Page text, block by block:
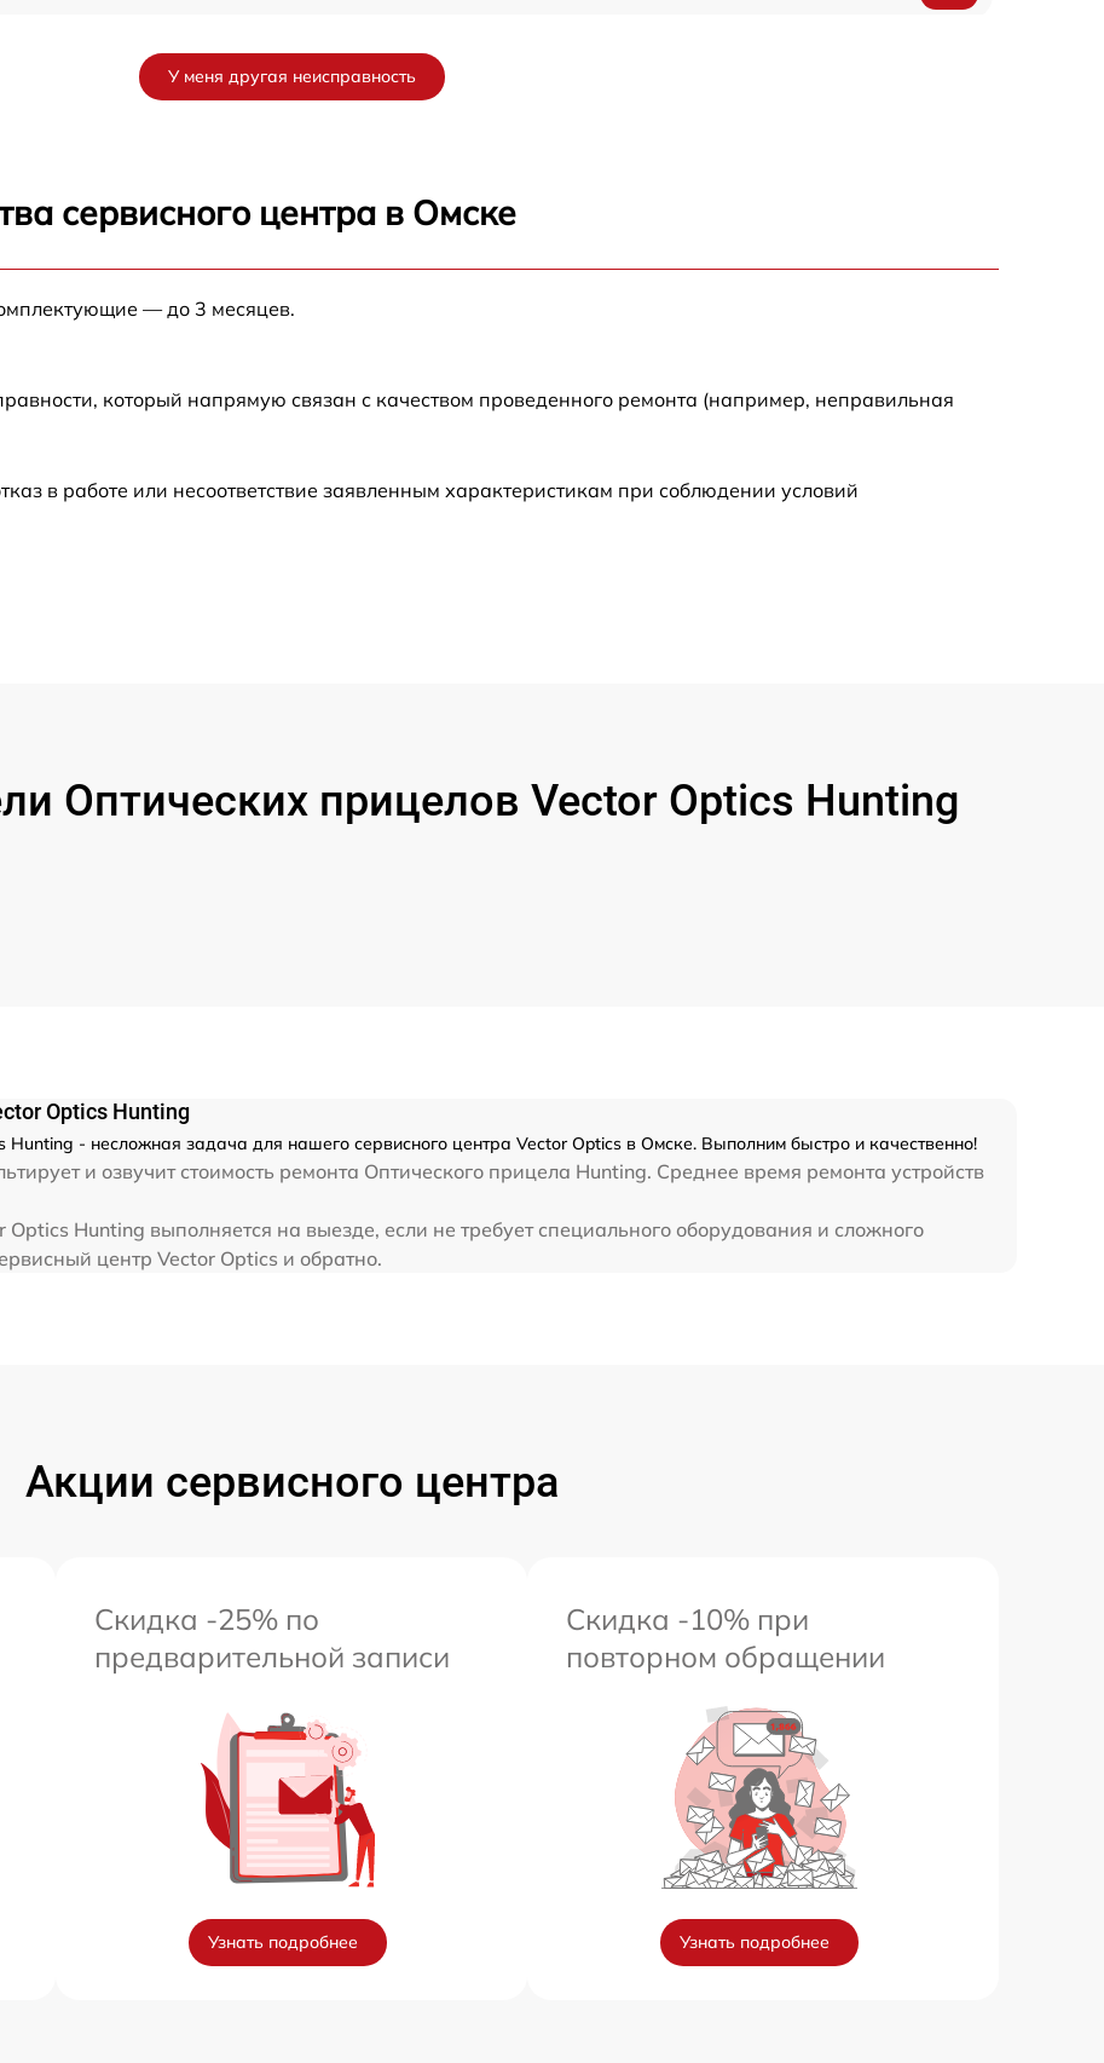
от 60 мин
от 60 мин 1550 р
от 60 мин 650 р
от 60 мин 1000 р
от 60 мин 650 р
750 р
У меня другая неисправность
сервисного центра в Омске
— до 3 месяцев.
который напрямую связан с качеством проведенного ремонта (например, неправильная
в работе или несоответствие заявленным характеристикам при соблюдении условий
Оптических прицелов Vector Optics Hunting
Optics Hunting
Hunting - несложная задача для нашего сервисного центра Vector Optics в Омске. Выполним быстро и качественно!
и озвучит стоимость ремонта Оптического прицела Hunting. Среднее время ремонта устройств
Hunting выполняется на выезде, если не требует специального оборудования и сложного
центр Vector Optics и обратно.
Акции сервисного центра
Скидка -25% по
предварительной записи
Узнать подробнее
Скидка -10% при
повторном обращении
Узнать подробнее